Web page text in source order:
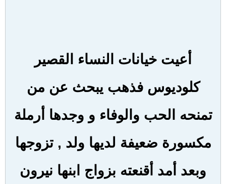
أعيت خيانات النساء القصير
كلوديوس فذهب يبحث عن من
تمنحه الحب والوفاء و وجدها أرملة
مكسورة ضعيفة لديها ولد , تزوجها
وبعد أمد أقنعته بزواج ابنها نيرون